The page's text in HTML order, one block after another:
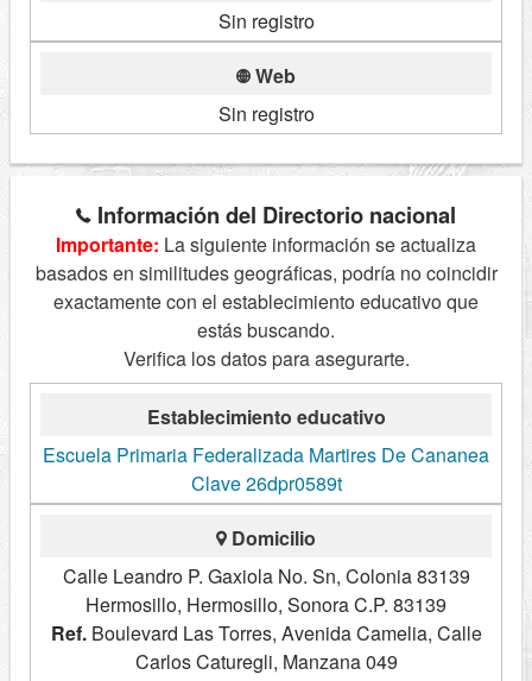
Sin registro
Web
Sin registro
Información del Directorio nacional
Importante: La siguiente información se actualiza
basados en similitudes geográficas, podría no coincidir
exactamente con el establecimiento educativo que
estás buscando.
Verifica los datos para asegurarte.
Establecimiento educativo
Escuela Primaria Federalizada Martires De Cananea
Clave 26dpr0589t
Domicilio
Calle Leandro P. Gaxiola No. Sn, Colonia 83139
Hermosillo, Hermosillo, Sonora C.P. 83139
Ref.Boulevard Las Torres, Avenida Camelia, Calle
Carlos Caturegli, Manzana 049